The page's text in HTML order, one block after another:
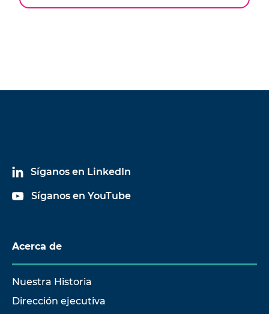
Síganos en LinkedIn
Síganos en YouTube
Acerca de
Nuestra Historia
Dirección ejecutiva